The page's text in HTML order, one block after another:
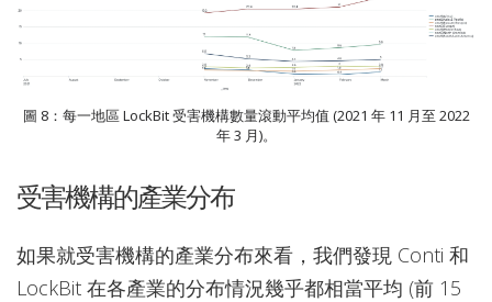
圖 8：每一地區 LockBit 受害機構數量滾動平均值 (2021 年 11 月至 2022
年 3 月)。
受害機構的產業分布
如果就受害機構的產業分布來看，我們發現 Conti 和
LockBit 在各產業的分布情況幾乎都相當平均 (前 15